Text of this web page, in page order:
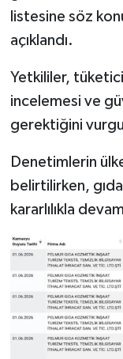
listesine söz
açıklandı.
Yetkililer,
incelemesi ve
gerektiğini
Denetimlerin
belirtilirken,
kararlılıkla